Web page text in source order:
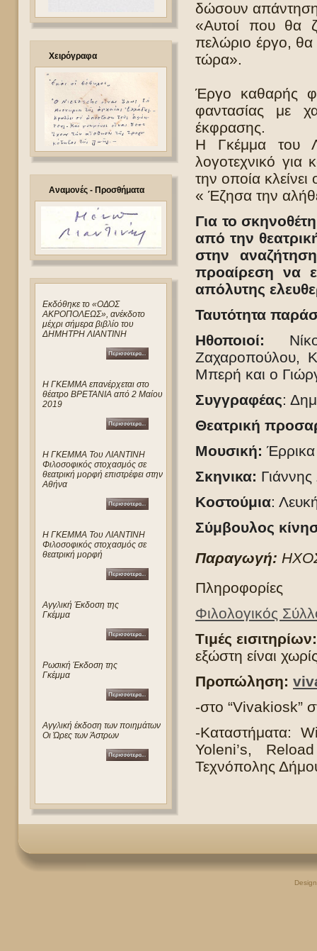
Χειρόγραφα
Αναμονές - Προσθήματα
Eκδόθηκε το «ΟΔΟΣ
ΑΚΡΟΠΟΛΕΩΣ», ανέκδοτο
μέχρι σήμερα βιβλίο του
ΔΗΜΗΤΡΗ ΛΙΑΝΤΙΝΗ
Η ΓΚΕΜΜΑ επανέρχεται στο
θέατρο ΒΡΕΤΑΝΙΑ από 2 Μαίου
2019
Η ΓΚΕΜΜΑ Του ΛΙΑΝΤΙΝΗ
Φιλοσοφικός στοχασμός σε
θεατρική μορφή επιστρέφει στην
Αθήνα
Η ΓΚΕΜΜΑ Του ΛΙΑΝΤΙΝΗ
Φιλοσοφικός στοχασμός σε
θεατρική μορφή
Αγγλική Έκδοση της
Γκέμμα
Ρωσική Έκδοση της
Γκέμμα
Αγγλική έκδοση των ποιημάτων
Οι Ώρες των Άστρων
δώσουν
«Αυτοί που θα
πελώριο έργο, θα
τώρα».
Έργο καθαρής
φαντασίας με
έκφρασης.
Η Γκέμμα του
λογοτεχνικό για
την οποία
« Έζησα την
Για το
από την
στην
προαίρεση να
απόλυτης
Ταυτότητα
Ηθοποιοί: Ν
Ζαχαροπούλου,
Μπερή και ο
Συγγραφέας:
Θεατρική
Μουσική:
Σκηνικα: Γιάννης
Κοστούμια:
Σύμβουλος
Παραγωγή: Η
Πληροφορίες
Φιλολογικός
Τιμές εισιτηρίων:
εξώστη είναι
Προπώληση:
-στο “Vivakiosk”
-Καταστήματα:
Yoleni’s,
Τεχνόπολης